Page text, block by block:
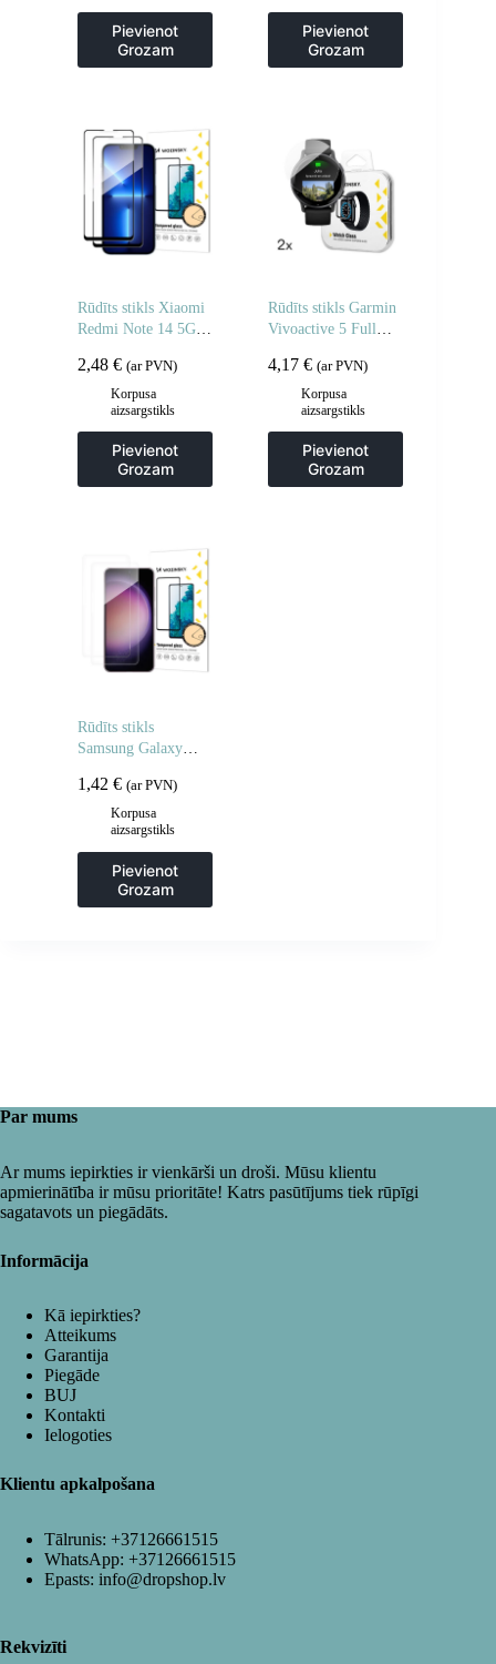
Pievienot
Grozam
Pievienot
Grozam
Rūdīts stikls Xiaomi
Redmi Note 14 5G /
līmējams rūdīts stikls
– 2 gab.
2,48 € (ar PVN)
Korpusa
aizsargstikls
Pievienot
Grozam
Rūdīts stikls Garmin
Vivoactive 5 Full
gab.
4,17€ (ar PVN)
Korpusa
aizsargstikls
Pievienot
Grozam
Rūdīts stikls
Samsung Galaxy
stikla – 2 gab.
1,42 € (ar PVN)
Korpusa
aizsargstikls
Pievienot
Grozam
Par mums
Ar mums iepirkties ir vienkārši un droši. Mūsu klientu
apmierinātība ir mūsu prioritāte! Katrs pasūtījums tiek rūpīgi
sagatavots un piegādāts.
Informācija
Kā iepirkties?
Atteikums
Garantija
Piegāde
BUJ
Kontakti
Ielogoties
Klientu apkalpošana
Tālrunis: +37126661515
WhatsApp: +37126661515
Epasts: info@dropshop.lv
Rekvizīti